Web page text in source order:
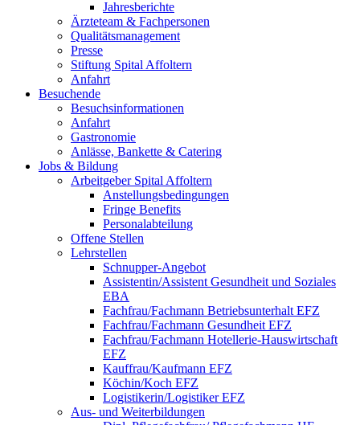
Jahresberichte
Ärzteteam & Fachpersonen
Qualitätsmanagement
Presse
Stiftung Spital Affoltern
Anfahrt
Besuchende
Besuchsinformationen
Anfahrt
Gastronomie
Anlässe, Bankette & Catering
Jobs & Bildung
Arbeitgeber Spital Affoltern
Anstellungsbedingungen
Fringe Benefits
Personalabteilung
Offene Stellen
Lehrstellen
Schnupper-Angebot
Assistentin/Assistent Gesundheit und Soziales
EBA
Fachfrau/Fachmann Betriebsunterhalt EFZ
Fachfrau/Fachmann Gesundheit EFZ
Fachfrau/Fachmann Hotellerie-Hauswirtschaft
EFZ
Kauffrau/Kaufmann EFZ
Köchin/Koch EFZ
Logistikerin/Logistiker EFZ
Aus- und Weiterbildungen